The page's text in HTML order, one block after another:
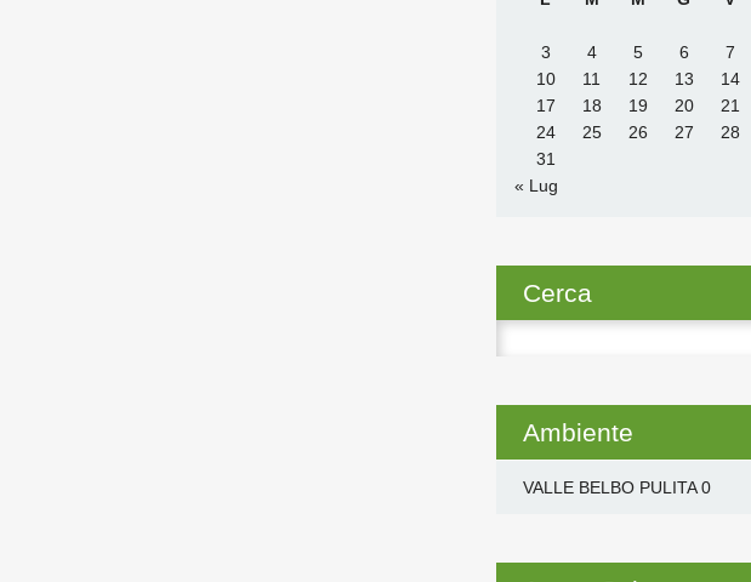
3
4 5 6 7
10
11 12 13 14
17
18 19 20 21
24
25 26 27 28
31
« Lug
Cerca
per:
Ambiente
VALLE BELBO PULITA0